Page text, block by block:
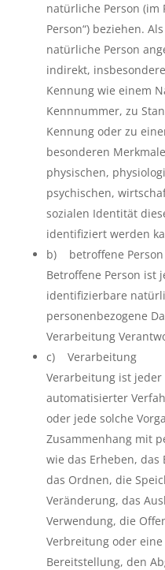
natürliche Person (im
Person“) beziehen.
natürliche Person
indirekt,
Kennung wie einem
Kennnummer, zu
Kennung oder zu
besonderen
physischen,
psychischen,
sozialen Identität
identifiziert werden
b) betroffene Person
Betroffene Person ist
identifizierbare
personenbezogene
Verarbeitung
c) Verarbeitung
Verarbeitung ist
automatisierter
oder jede solche
Zusammenhang mit
wie das Erheben, das
das Ordnen, die
Veränderung, das
Verwendung, die
Verbreitung oder
Bereitstellung, den